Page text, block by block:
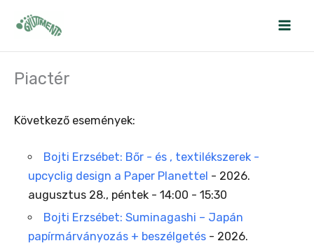
Piactér
Következő események:
Bojti Erzsébet: Bőr - és , textilékszerek -
upcyclig design a Paper Planettel - 2026.
augusztus 28., péntek - 14:00 - 15:30
Bojti Erzsébet: Suminagashi – Japán
papírmárványozás + beszélgetés - 2026.